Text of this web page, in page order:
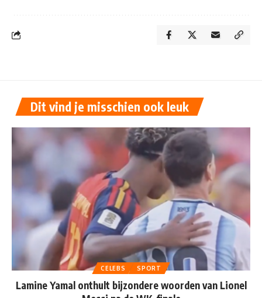
Dit vind je misschien ook leuk
CELEBS SPORT
Lamine Yamal onthult bijzondere woorden van Lionel